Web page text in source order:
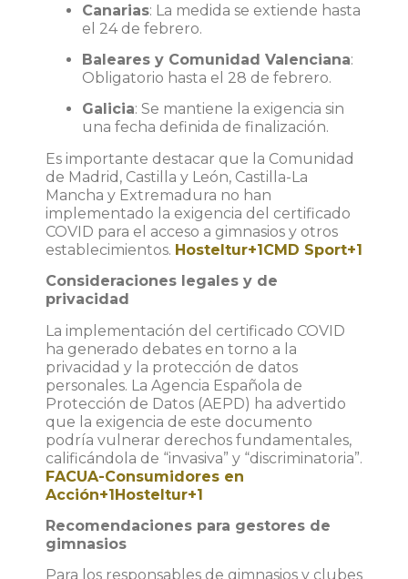
Canarias: La medida se extiende hasta
el 24 de febrero.
Baleares y Comunidad Valenciana:
Obligatorio hasta el 28 de febrero.
Galicia: Se mantiene la exigencia sin
una fecha definida de finalización.
Es importante destacar que la Comunidad
de Madrid, Castilla y León, Castilla-La
Mancha y Extremadura no han
implementado la exigencia del certificado
COVID para el acceso a gimnasios y otros
establecimientos. Hosteltur+1CMD Sport+1
Consideraciones legales y de
privacidad
La implementación del certificado COVID
ha generado debates en torno a la
privacidad y la protección de datos
personales. La Agencia Española de
Protección de Datos (AEPD) ha advertido
que la exigencia de este documento
podría vulnerar derechos fundamentales,
calificándola de “invasiva” y “discriminatoria”.
FACUA-Consumidores en
Acción+1Hosteltur+1
Recomendaciones para gestores de
gimnasios
Para los responsables de gimnasios y clubes